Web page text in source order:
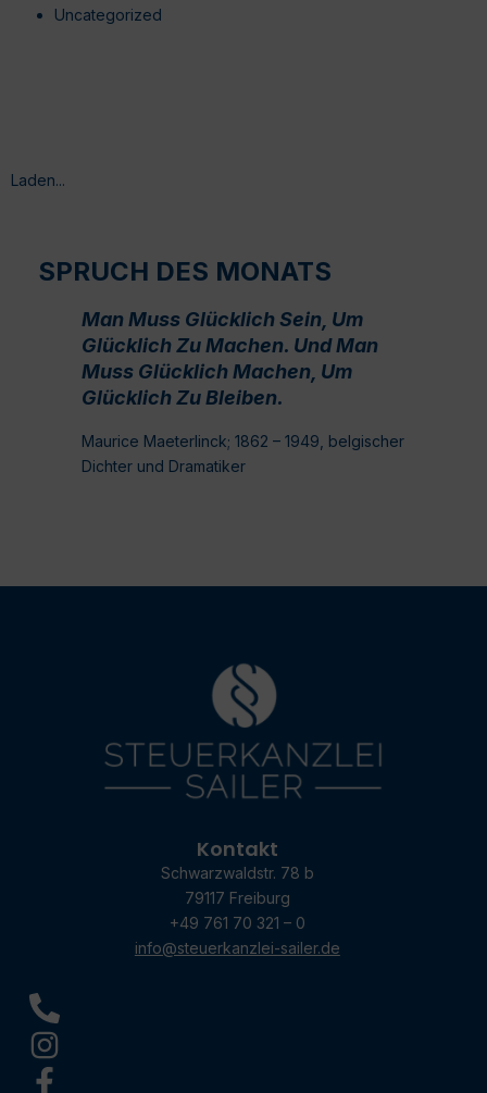
Uncategorized
Laden...
SPRUCH DES MONATS
Man Muss Glücklich Sein, Um
Glücklich Zu Machen. Und Man
Muss Glücklich Machen, Um
Glücklich Zu Bleiben.
Maurice Maeterlinck; 1862 – 1949, belgischer
Dichter und Dramatiker
Kontakt
Schwarzwaldstr. 78 b
79117 Freiburg
+49 761 70 321 – 0
info@steuerkanzlei-sailer.de